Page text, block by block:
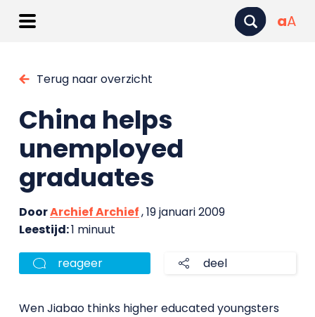
aA
Terug naar overzicht
China helps
unemployed
graduates
DoorArchief Archief, 19 januari 2009
Leestijd:1 minuut
reageer deel
Wen Jiabao thinks higher educated youngsters